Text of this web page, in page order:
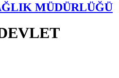
MÜDÜRLÜĞÜ